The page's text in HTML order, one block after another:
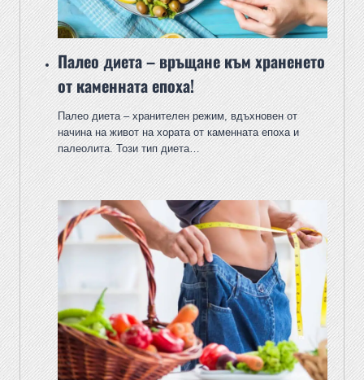
Палео диета – връщане към храненето
от каменната епоха!
Палео диета – хранителен режим, вдъхновен от
начина на живот на хората от каменната епоха и
палеолита. Този тип диета…